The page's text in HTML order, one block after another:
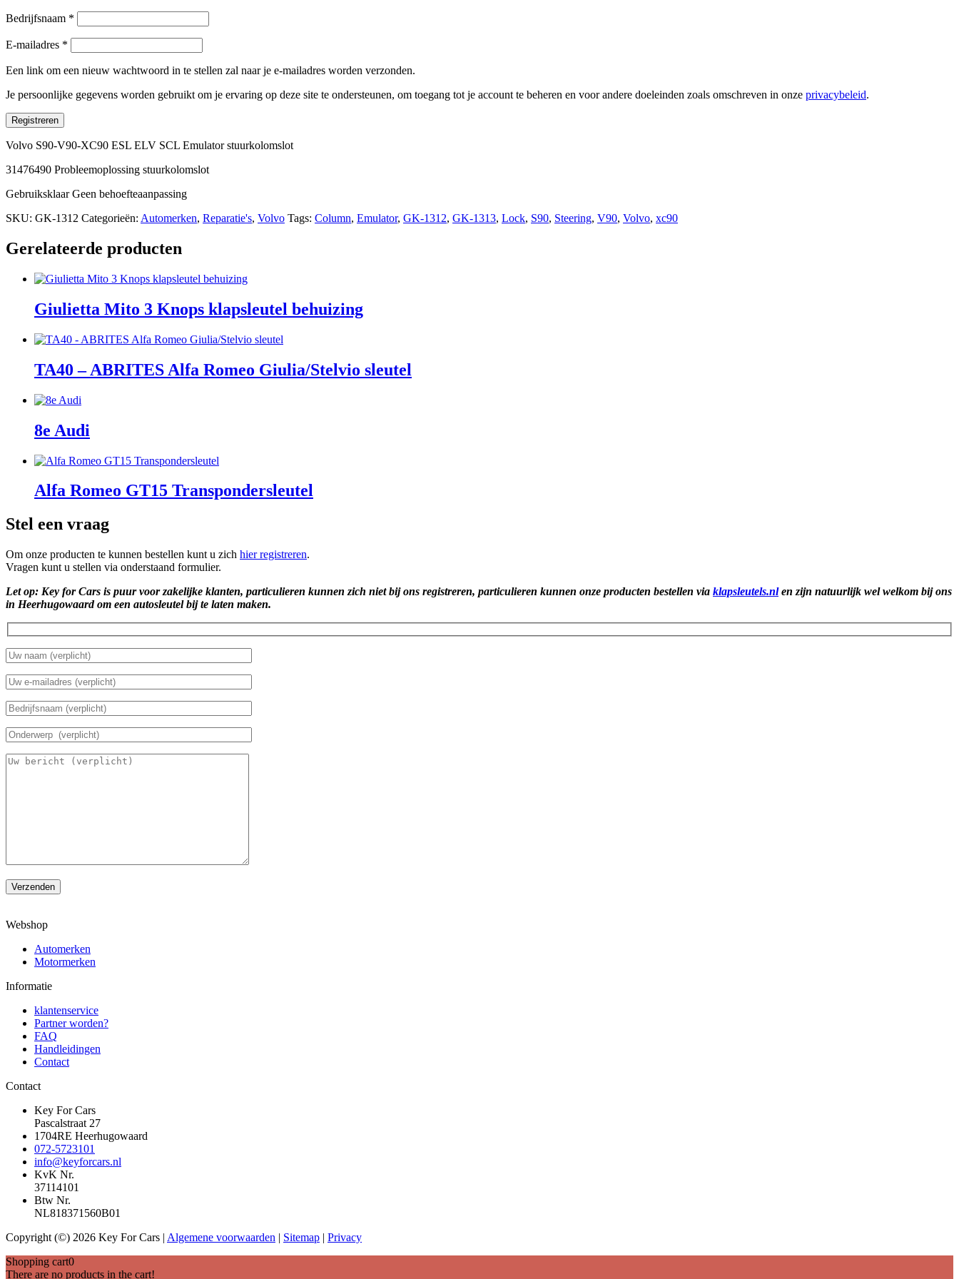
Bedrijfsnaam *
E-mailadres *
Een link om een nieuw wachtwoord in te stellen zal naar je e-mailadres worden verzonden.
Je persoonlijke gegevens worden gebruikt om je ervaring op deze site te ondersteunen, om toegang tot je account te beheren en voor andere doeleinden zoals omschreven in onze privacybeleid.
Registreren
Volvo S90-V90-XC90 ESL ELV SCL Emulator stuurkolomslot
31476490 Probleemoplossing stuurkolomslot
Gebruiksklaar Geen behoefteaanpassing
SKU: GK-1312 Categorieën: Automerken, Reparatie's, Volvo Tags: Column, Emulator, GK-1312, GK-1313, Lock, S90, Steering, V90, Volvo, xc90
Gerelateerde producten
Giulietta Mito 3 Knops klapsleutel behuizing
TA40 – ABRITES Alfa Romeo Giulia/Stelvio sleutel
8e Audi
Alfa Romeo GT15 Transpondersleutel
Stel een vraag
Om onze producten te kunnen bestellen kunt u zich hier registreren.
Vragen kunt u stellen via onderstaand formulier.
Let op: Key for Cars is puur voor zakelijke klanten, particulieren kunnen zich niet bij ons registreren, particulieren kunnen onze producten bestellen via klapsleutels.nlen zijn natuurlijk wel welkom bij ons
in Heerhugowaard om een autosleutel bij te laten maken.
Verzenden
Webshop
Automerken
Motormerken
Informatie
klantenservice
Partner worden?
FAQ
Handleidingen
Contact
Contact
Key For Cars
Pascalstraat 27
1704RE Heerhugowaard
072-5723101
info@keyforcars.nl
KvK Nr.
37114101
Btw Nr.
NL818371560B01
Copyright (©) 2026 Key For Cars | Algemene voorwaarden | Sitemap | Privacy
Shopping cart0
There are no products in the cart!